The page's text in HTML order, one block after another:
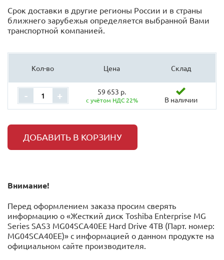
Срок доставки в другие регионы России и в страны
ближнего зарубежья определяется выбранной Вами
транспортной компанией.
Кол-во Цена Склад
- + 59 653 р.
с учётом НДС 22% В наличии
ДОБАВИТЬ В КОРЗИНУ
Внимание!
Перед оформлением заказа просим сверять
информацию о «Жесткий диск Toshiba Enterprise MG
Series SAS3 MG04SCA40EE Hard Drive 4TB (Парт. номер:
MG04SCA40EE)» с информацией o данном продукте на
официальном сайте производителя.